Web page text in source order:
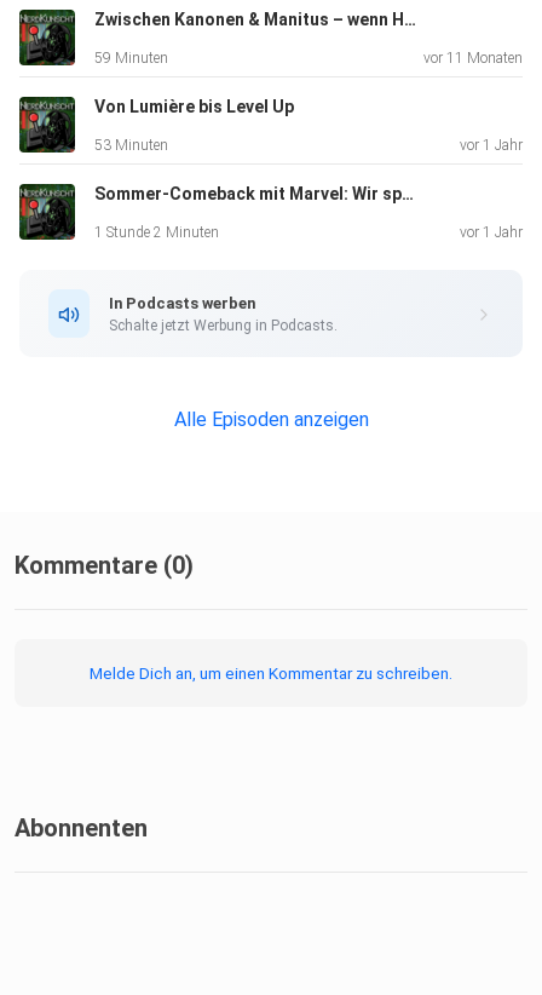
Zwischen Kanonen & Manitus – wenn Humor älter wird
59 Minuten vor 11 Monaten
Von Lumière bis Level Up
53 Minuten vor 1 Jahr
Sommer-Comeback mit Marvel: Wir sprechen über Harrison Ford und Florence Pugh
1 Stunde 2 Minuten vor 1 Jahr
In Podcasts werben
Schalte jetzt Werbung in Podcasts.
Alle Episoden anzeigen
Kommentare (0)
Melde Dich an, um einen Kommentar zu schreiben.
Abonnenten